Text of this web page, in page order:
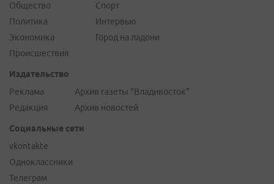
Общество
Политика
Экономика
Происшествия
Спорт
Интервью
Город на ладони
Издательство
Реклама
Редакция
Архив газеты "Владивосток"
Архив новостей
Социальные сети
vkontakte
Одноклассники
Телеграм